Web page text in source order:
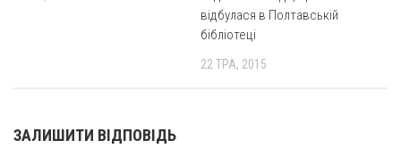
Монастир сестер милосердя Св. Вінкентія. Дім Милосердя
Монастир Успення Пресвятої Богородиці Сестер Чину
Катехитична комісія
відбулася в Полтавській
бібліотеці
22 ТРА, 2015
ЗАЛИШИТИ ВІДПОВІДЬ